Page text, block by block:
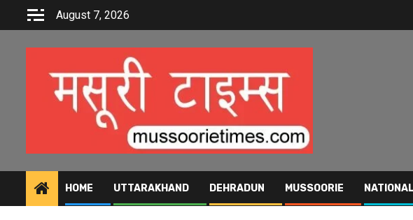
August 7, 2026
HOME UTTARAKHAND DEHRADUN MUSSOORIE NATIONAL